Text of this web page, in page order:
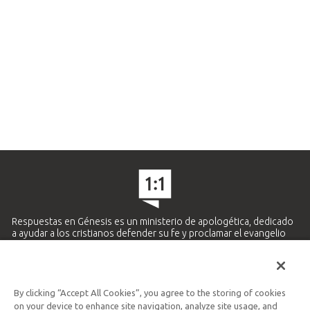
Respuestas en Génesis es un ministerio de apologética, dedicado
a ayudar a los cristianos defender su fe y proclamar el evangelio
Ministerio Hispano y Latinoamericano
By clicking “Accept All Cookies”, you agree to the storing of cookies
on your device to enhance site navigation, analyze site usage, and